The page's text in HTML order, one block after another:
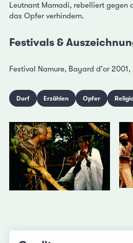
Leutnant Mamadi, rebelliert gegen
das Opfer verhindern.
Festivals &
Festival Namure, Bayard d'or 2001,
Dorf Erzählen Opfer